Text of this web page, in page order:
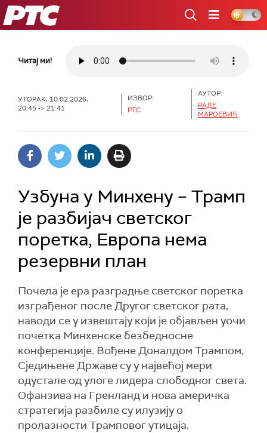
РТС
Читај ми!
УТОРАК, 10.02.2026,
20:45 -> 21:41
ИЗВОР:
РТС
АУТОР:
РАДЕ
МАРОЕВИЋ
Узбуна у Минхену – Трамп
је разбијач светског
поретка, Европа нема
резервни план
Почела је ера разградње светског поретка
изграђеног после Другог светског рата,
наводи се у извештају који је објављен уочи
почетка Минхенске безбедносне
конференције. Вођене Доналдом Трампом,
Сједињене Државе су у највећој мери
одустале од улоге лидера слободног света.
Офанзива на Гренланд и нова америчка
стратегија разбиле су илузију о
пролазности Трамповог утицаја.